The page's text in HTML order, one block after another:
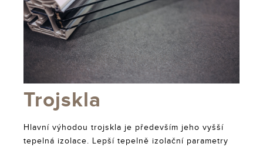
Trojskla
Hlavní výhodou trojskla je především jeho vyšší
tepelná izolace. Lepší tepelně izolační parametry